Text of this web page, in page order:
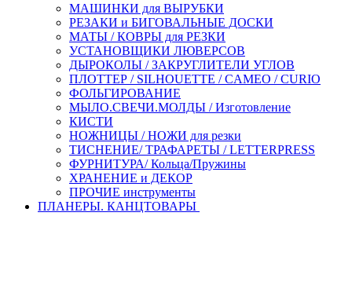
МАШИНКИ для ВЫРУБКИ
РЕЗАКИ и БИГОВАЛЬНЫЕ ДОСКИ
МАТЫ / КОВРЫ для РЕЗКИ
УСТАНОВЩИКИ ЛЮВЕРСОВ
ДЫРОКОЛЫ / ЗАКРУГЛИТЕЛИ УГЛОВ
ПЛОТТЕР / SILHOUETTE / CAMEO / CURIO
ФОЛЬГИРОВАНИЕ
МЫЛО.СВЕЧИ.МОЛДЫ / Изготовление
КИСТИ
НОЖНИЦЫ / НОЖИ для резки
ТИСНЕНИЕ/ ТРАФАРЕТЫ / LETTERPRESS
ФУРНИТУРА/ Кольца/Пружины
ХРАНЕНИЕ и ДЕКОР
ПРОЧИЕ инструменты
ПЛАНЕРЫ. КАНЦТОВАРЫ